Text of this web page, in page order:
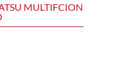
MULTIFCION